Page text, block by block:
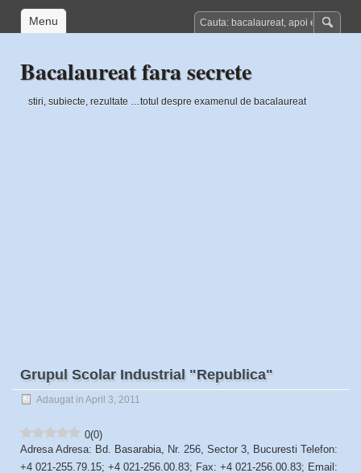
Menu
Bacalaureat fara secrete
stiri, subiecte, rezultate …totul despre examenul de bacalaureat
Grupul Scolar Industrial "Republica"
Adaugat in April 3, 2011
0(0)
Adresa Adresa: Bd. Basarabia, Nr. 256, Sector 3, Bucuresti Telefon:
+4 021-255.79.15; +4 021-256.00.83; Fax: +4 021-256.00.83; Email: